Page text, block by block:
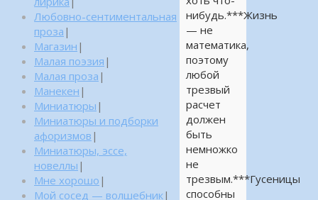
нибудь.***Жизнь
— не
математика,
поэтому
любой
трезвый
расчет
должен
быть
немножко
не
трезвым.***Гусеницы
способны
Любовно-сентиментальная
проза |
Магазин |
Малая поэзия |
Малая проза |
Манекен |
Миниатюры |
Миниатюры и подборки
афоризмов |
Миниатюры, эссе,
новеллы |
Мне хорошо |
Мой сосед — волшебник|